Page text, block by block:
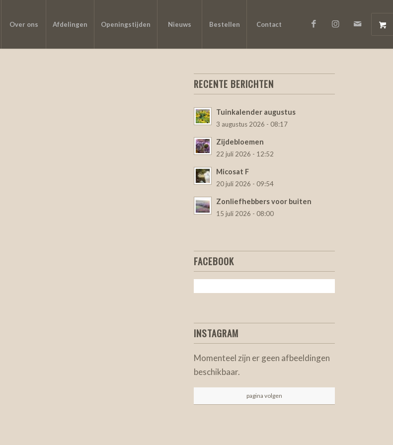
Over ons Afdelingen Openingstijden Nieuws Bestellen Contact
RECENTE BERICHTEN
Tuinkalender augustus
3 augustus 2026 - 08:17
Zijdebloemen
22 juli 2026 - 12:52
Micosat F
20 juli 2026 - 09:54
Zonliefhebbers voor buiten
15 juli 2026 - 08:00
FACEBOOK
INSTAGRAM
Momenteel zijn er geen afbeeldingen
beschikbaar.
pagina volgen